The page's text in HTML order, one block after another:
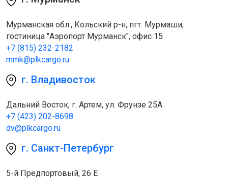
Мурманская обл., Кольский р-н, пгт. Мурмаши,
гостиница "Аэропорт Мурманск", офис 15
+7 (815) 232-2182
mmk@plkcargo.ru
г. Владивосток
Дальний Восток, г. Артем, ул. Фрунзе 25А
+7 (423) 202-8698
dv@plkcargo.ru
г. Санкт-Петербург
5-й Предпортовый, 26 Е